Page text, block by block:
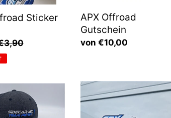
Sticker
APX Offroad
Gutschein
Normaler
von €10,00
APX
Offroad